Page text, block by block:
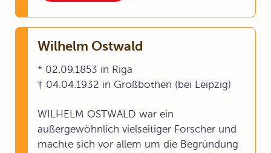
Wilhelm Ostwald
* 02.09.1853 in Riga
† 04.04.1932 in Großbothen (bei Leipzig)
WILHELM OSTWALD war ein
außergewöhnlich vielseitiger Forscher und
machte sich vor allem um die Begründung